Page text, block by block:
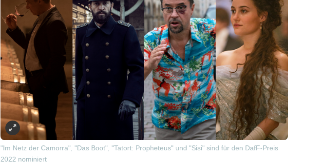
"Im Netz der Camorra", "Das Boot", "Tatort: Propheteus" und "Sisi" sind für den DafF-Preis
2022 nominiert